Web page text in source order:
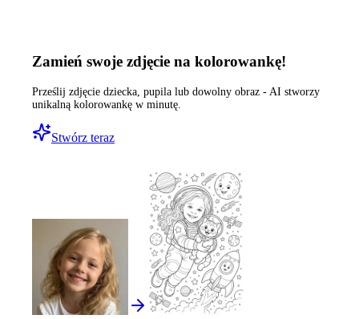
Zamień swoje zdjęcie na kolorowankę!
Prześlij zdjęcie dziecka, pupila lub dowolny obraz - AI stworzy
unikalną kolorowankę w minutę.
Stwórz teraz